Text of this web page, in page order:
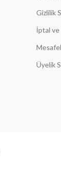
Gizlilik
İptal ve
Üyelik